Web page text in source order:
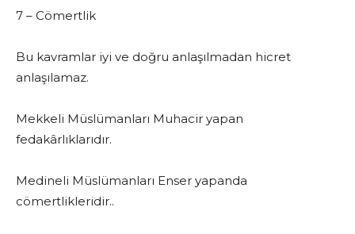
7 – Cömertlik
Bu kavramlar iyi ve doğru anlaşılmadan hicret
anlaşılamaz.
Mekkeli Müslümanları Muhacir yapan
fedakârlıklarıdır.
Medineli Müslümanları Enser yapanda
cömertlikleridir..